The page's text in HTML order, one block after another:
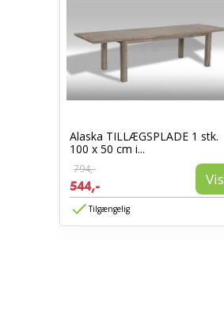
Alaska TILLÆGSPLADE 1 stk.
100 x 50 cm i...
794,-
544,- Vis
Tilgængelig